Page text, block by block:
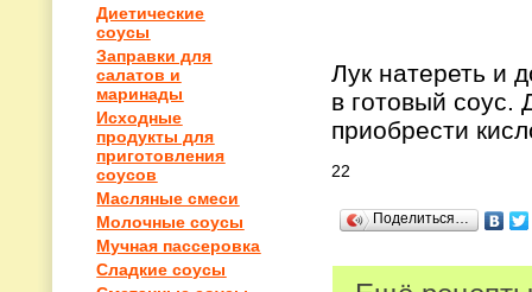
Диетические
соусы
Заправки для
салатов и
маринады
Исходные
продукты для
приготовления
соусов
Масляные смеси
Молочные соусы
Мучная пассеровка
Сладкие соусы
Лук натереть и
в готовый соус.
приобрести
22
Поделиться…